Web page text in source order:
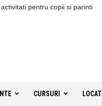
pentru copii si parinti
CURSURI LOCATII